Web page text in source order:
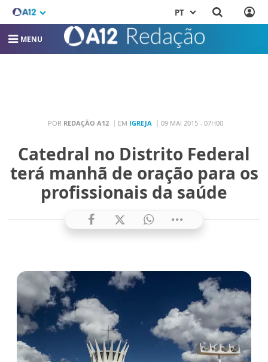
PT
MENU
POR REDAÇÃO A12 EM IGREJA 09 MAI 2015 - 07H00
Catedral no Distrito Federal
terá manhã de oração para os
profissionais da saúde